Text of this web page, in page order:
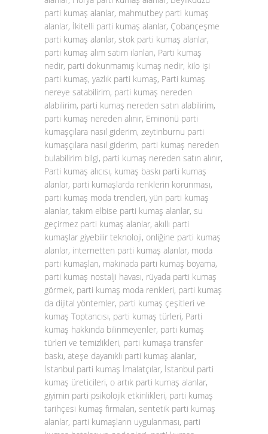
parti kumaş alanlar, mahmutbey parti kumaş
alanlar, İkitelli parti kumaş alanlar, Çobançeşme
parti kumaş alanlar, stok parti kumaş alanlar,
parti kumaş alım satım ilanları, Parti kumaş
nedir, parti dokunmamış kumaş nedir, kilo işi
parti kumaş, yazlık parti kumaş, Parti kumaş
nereye satabilirim, parti kumaş nereden
alabilirim, parti kumaş nereden satın alabilirim,
parti kumaş nereden alınır, Eminönü parti
kumaşçılara nasıl giderim, zeytinburnu parti
kumaşçılara nasıl giderim, parti kumaş nereden
bulabilirim bilgi, parti kumaş nereden satın alınır,
Parti kumaş alıcısı, kumaş baskı parti kumaş
alanlar, parti kumaşlarda renklerin korunması,
parti kumaş moda trendleri, yün parti kumaş
alanlar, takım elbise parti kumaş alanlar, su
geçirmez parti kumaş alanlar, akıllı parti
kumaşlar giyebilir teknoloji, onliğine parti kumaş
alanlar, internetten parti kumaş alanlar, moda
parti kumaşları, makinada parti kumaş boyama,
parti kumaş nostalji havası, rüyada parti kumaş
görmek, parti kumaş moda renkleri, parti kumaş
da dijital yöntemler, parti kumaş çeşitleri ve
kumaş Toptancısı, parti kumaş türleri, Parti
kumaş hakkında bilinmeyenler, parti kumaş
türleri ve temizlikleri, parti kumaşa transfer
baskı, ateşe dayanıklı parti kumaş alanlar,
İstanbul parti kumaş İmalatçılar, İstanbul parti
kumaş üreticileri, o artık parti kumaş alanlar,
giyimin parti psikolojik etkinlikleri, parti kumaş
tarihçesi kumaş firmaları, sentetik parti kumaş
alanlar, parti kumaşların uygulanması, parti